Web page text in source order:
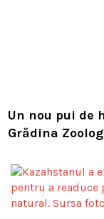
Un nou pui de
Grădina